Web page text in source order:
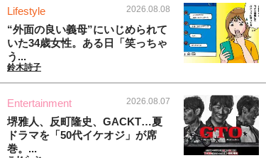
Lifestyle 2026.08.08
“外面の良い義母”にいじめられて
いた34歳女性。ある日「笑っちゃ
う...
鈴木詩子
Entertainment 2026.08.07
堺雅人、反町隆史、GACKT…夏
ドラマを「50代イケオジ」が席
巻。...